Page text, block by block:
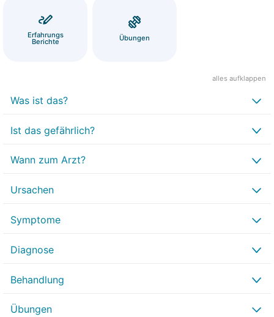
Erfahrungs
Berichte Übungen
alles aufklappen
Was ist das?
Ist das gefährlich?
Wann zum Arzt?
Ursachen
Symptome
Diagnose
Behandlung
Übungen